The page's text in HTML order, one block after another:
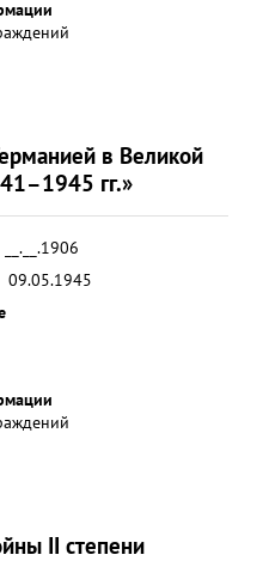
в Великой
гг.»
__.__.1906
09.05.1945
II степени